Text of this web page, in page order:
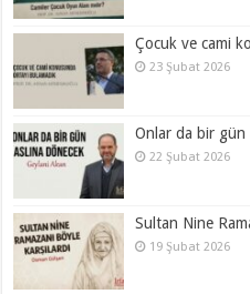
Çocuk ve cami
23 Şubat 2026
Onlar da bir gün
22 Şubat 2026
Sultan Nine
19 Şubat 2026